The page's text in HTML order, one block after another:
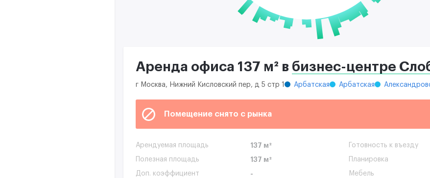
Аренда офиса 137 м² в бизнес-центре
г Москва, Нижний Кисловский пер, д 5 стр 1 Арбатская Арбатская
Помещение снято с рынка
Арендуемая площадь 137 м²
Полезная площадь 137 м²
Доп. коэффициент -
Готовность к въезду
Планировка
Мебель